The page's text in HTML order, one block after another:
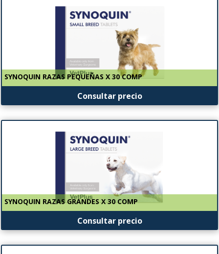
SYNOQUIN RAZAS PEQUEÑAS X 30 COMP
Consultar precio
SYNOQUIN RAZAS GRANDES X 30 COMP
Consultar precio